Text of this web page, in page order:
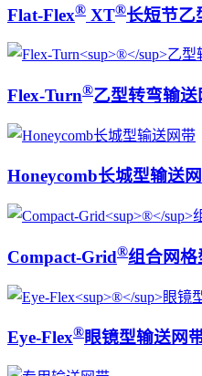
Flat-Flex® XT®长短节乙
Flex-Turn®乙型转弯输送
Honeycomb长城型输送
Compact-Grid®组合网
Eye-Flex®眼镜型输送网